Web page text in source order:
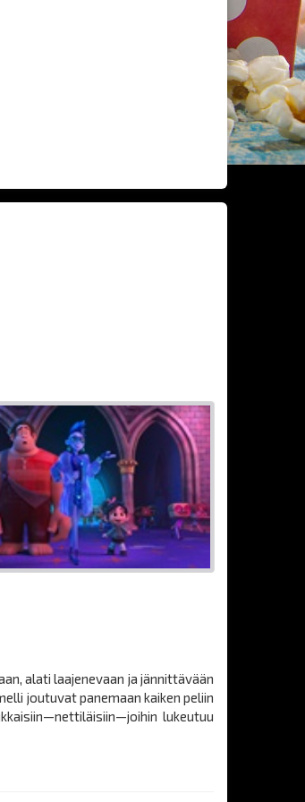
alati laajenevaan ja jännittävään
joutuvat panemaan kaiken peliin
lukeutuu